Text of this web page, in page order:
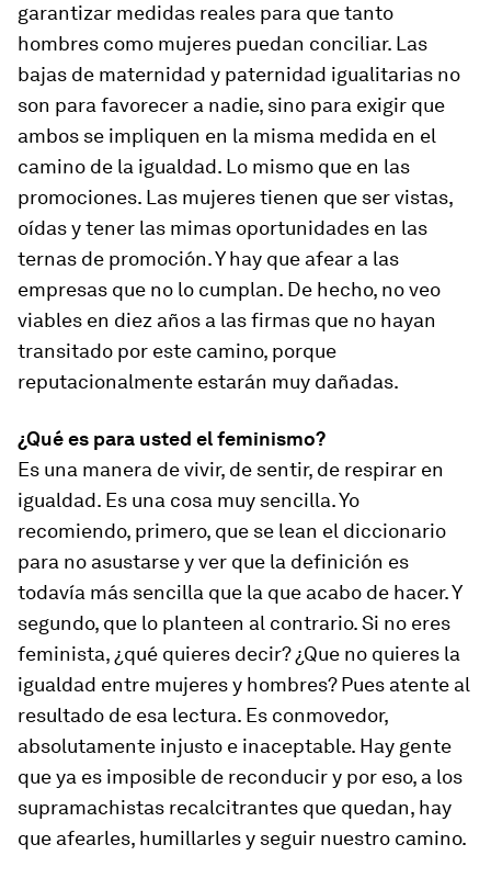
garantizar medidas reales para que tanto
hombres como mujeres puedan conciliar. Las
bajas de maternidad y paternidad igualitarias no
son para favorecer a nadie, sino para exigir que
ambos se impliquen en la misma medida en el
camino de la igualdad. Lo mismo que en las
promociones. Las mujeres tienen que ser vistas,
oídas y tener las mimas oportunidades en las
ternas de promoción. Y hay que afear a las
empresas que no lo cumplan. De hecho, no veo
viables en diez años a las firmas que no hayan
transitado por este camino, porque
reputacionalmente estarán muy dañadas.
¿Qué es para usted el feminismo?
Es una manera de vivir, de sentir, de respirar en
igualdad. Es una cosa muy sencilla. Yo
recomiendo, primero, que se lean el diccionario
para no asustarse y ver que la definición es
todavía más sencilla que la que acabo de hacer. Y
segundo, que lo planteen al contrario. Si no eres
feminista, ¿qué quieres decir? ¿Que no quieres la
igualdad entre mujeres y hombres? Pues atente al
resultado de esa lectura. Es conmovedor,
absolutamente injusto e inaceptable. Hay gente
que ya es imposible de reconducir y por eso, a los
supramachistas recalcitrantes que quedan, hay
que afearles, humillarles y seguir nuestro camino.